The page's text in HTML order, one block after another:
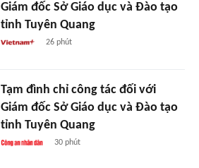
Giám đốc Sở Giáo dục và Đào tạo
tỉnh Tuyên Quang
26 phút
Tạm đình chỉ công tác đối với
Giám đốc Sở Giáo dục và Đào tạo
tỉnh Tuyên Quang
30 phút